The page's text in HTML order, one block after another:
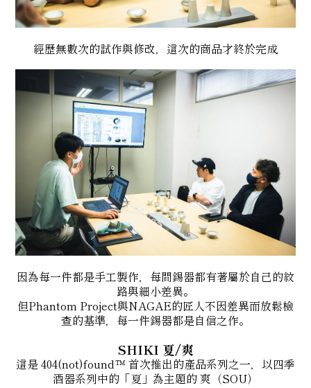
經歷無數次的試作與修改，這次的商品才終於完成
因為每一件都是手工製作，每間錫器都有著屬於自己的紋
路與細小差異。
但Phantom Project與NAGAE的匠人不因差異而放鬆檢
查的基準，每一件錫器都是自信之作。
SHIKI 夏/爽
這是 404(not)found™ 首次推出的產品系列之一，以四季
酒器系列中的「夏」為主題的 爽（SOU）